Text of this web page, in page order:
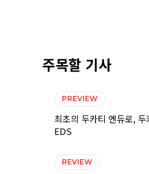
주목할 기사
PREVIEW
최초의 두카티 엔듀로,
EDS
REVIEW